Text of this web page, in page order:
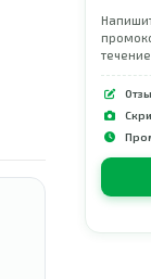
течение